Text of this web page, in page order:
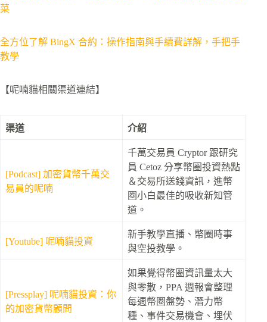
菜
全方位了解 BingX 合約：操作指南與手續費詳解，手把手
教學
【呢喃貓相關渠道連結】
渠道 介紹
[Podcast] 加密貨幣千萬交
易員的呢喃
千萬交易員 Cryptor 跟研究
員 Cetoz 分享幣圈投資熱點
＆交易所送錢資訊，進幣
圈小白最佳的吸收新知管
道。
[Youtube] 呢喃貓投資
新手教學直播、幣圈時事
與空投教學。
[Pressplay] 呢喃貓投資：你
的加密貨幣顧問
如果覺得幣圈資訊量太大
與零散，PPA 週報會整理
每週幣圈盤勢、潛力幣
種、事件交易機會、埋伏